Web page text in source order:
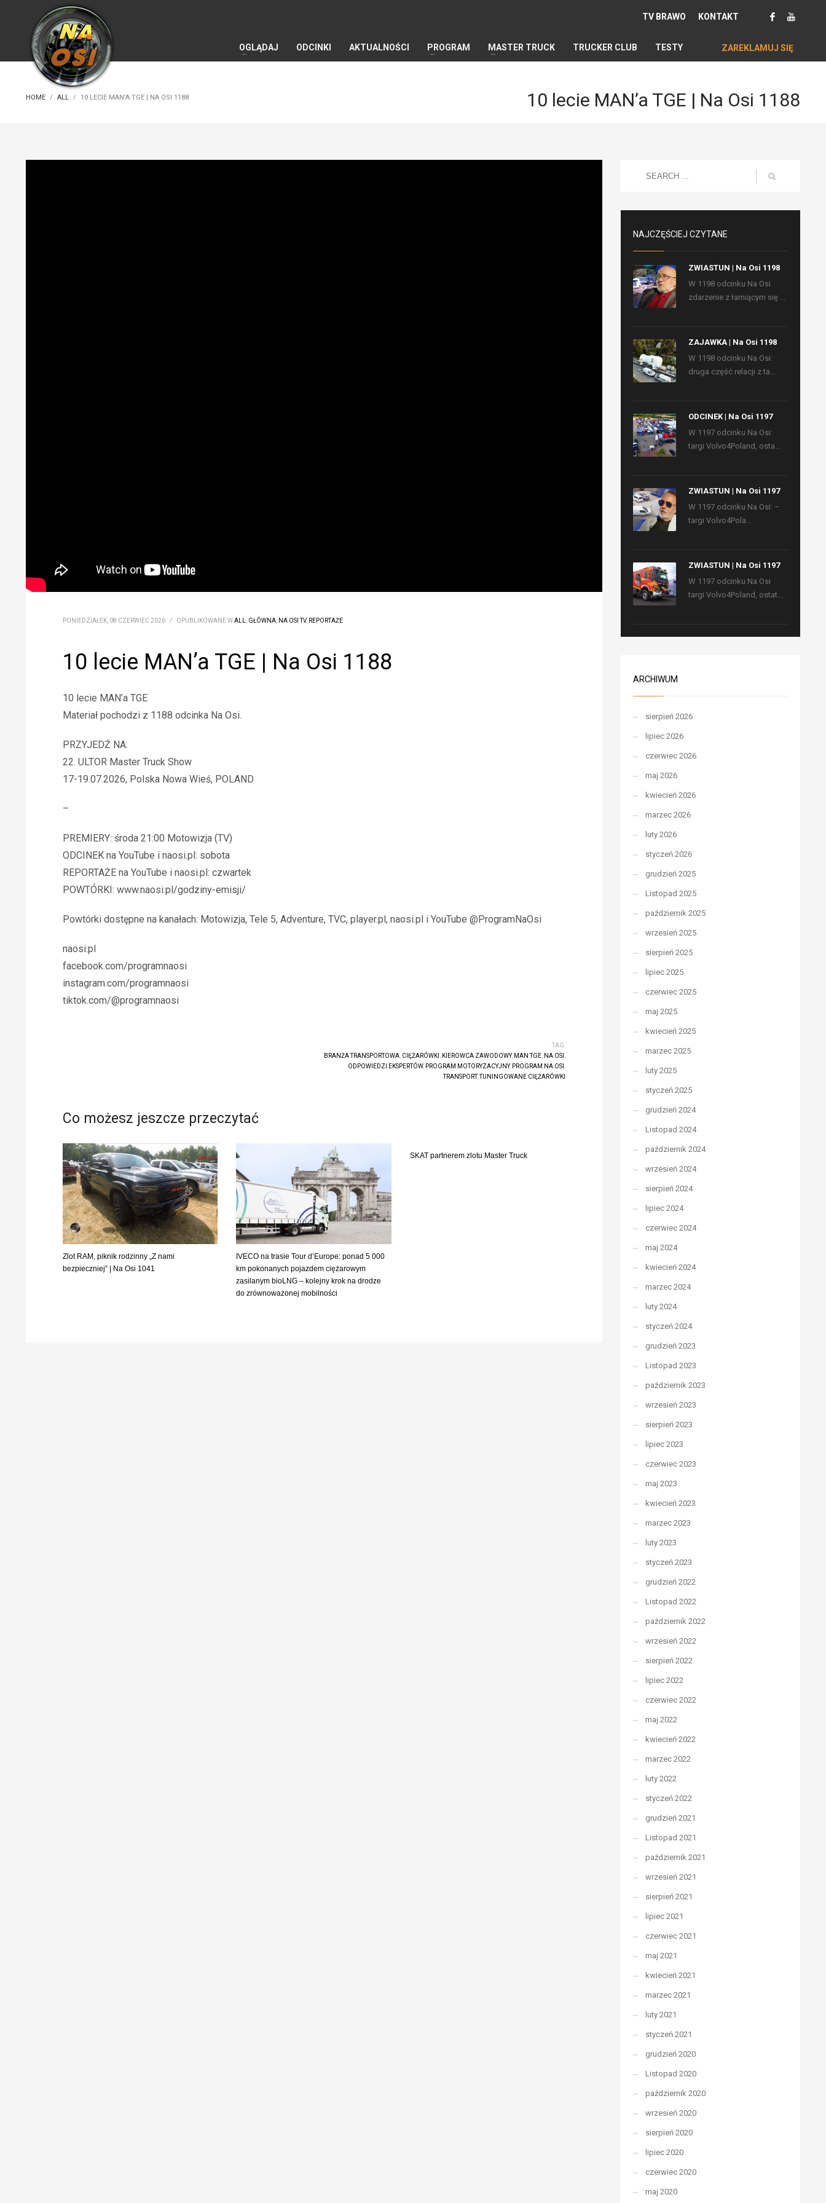
TV BRAWO KONTAKT
OGLĄDAJ ODCINKI AKTUALNOŚCI PROGRAM MASTER TRUCK TRUCKER CLUB TESTY ZAREKLAMUJ SIĘ
HOME ALL 10 LECIE MAN’A TGE | NA OSI 1188 10 lecie MAN’a TGE | Na Osi 1188
PONIEDZIAŁEK, 08 CZERWIEC 2026 / OPUBLIKOWANE WALL GŁÓWNA NA OSI TV, REPORTAŻE
10 lecie MAN’a TGE | Na Osi 1188
10 lecie MAN’a TGE
Materiał pochodzi z 1188 odcinka Na Osi.
PRZYJEDŹ NA:
22. ULTOR Master Truck Show
17-19.07.2026, Polska Nowa Wieś, POLAND
–
PREMIERY: środa 21:00 Motowizja (TV)
ODCINEK na YouTube i naosi.pl: sobota
REPORTAŻE na YouTube i naosi.pl: czwartek
POWTÓRKI: www.naosi.pl/godziny-emisji/
Powtórki dostępne na kanałach: Motowizja, Tele 5, Adventure, TVC, player.pl, naosi.pl i YouTube @ProgramNaOsi
naosi.pl
facebook.com/programnaosi
instagram.com/programnaosi
tiktok.com/@programnaosi
TAG:
BRANŻA TRANSPORTOWA, CIĘŻARÓWKI KIEROWCA ZAWODOWY, MAN TGE, NA OSI
ODPOWIEDZI EKSPERTÓW, PROGRAM MOTORYZACYJNY, PROGRAM NA OSI
TRANSPORT,TUNINGOWANE CIĘŻARÓWKI
Co możesz jeszcze przeczytać
Zlot RAM, piknik rodzinny „Z nami
bezpieczniej” | Na Osi 1041
IVECO na trasie Tour d’Europe: ponad 5 000
km pokonanych pojazdem ciężarowym
zasilanym bioLNG – kolejny krok na drodze
do zrównoważonej mobilności
SKAT partnerem zlotu Master Truck
NAJCZĘŚCIEJ CZYTANE
ZWIASTUN | Na Osi 1198
W 1198 odcinku Na Osi
zdarzenie z łamiącym się ...
ZAJAWKA | Na Osi 1198
W 1198 odcinku Na Osi:
druga część relacji z ta...
ODCINEK | Na Osi 1197
W 1197 odcinku Na Osi:
targi Volvo4Poland, osta...
ZWIASTUN | Na Osi 1197
W 1197 odcinku Na Osi: –
targi Volvo4Pola...
ZWIASTUN | Na Osi 1197
W 1197 odcinku Na Osi
targi Volvo4Poland, ostat...
ARCHIWUM
sierpień 2026
lipiec 2026
czerwiec 2026
maj 2026
kwiecień 2026
marzec 2026
luty 2026
styczeń 2026
grudzień 2025
Listopad 2025
październik 2025
wrzesień 2025
sierpień 2025
lipiec 2025
czerwiec 2025
maj 2025
kwiecień 2025
marzec 2025
luty 2025
styczeń 2025
grudzień 2024
Listopad 2024
październik 2024
wrzesień 2024
sierpień 2024
lipiec 2024
czerwiec 2024
maj 2024
kwiecień 2024
marzec 2024
luty 2024
styczeń 2024
grudzień 2023
Listopad 2023
październik 2023
wrzesień 2023
sierpień 2023
lipiec 2023
czerwiec 2023
maj 2023
kwiecień 2023
marzec 2023
luty 2023
styczeń 2023
grudzień 2022
Listopad 2022
październik 2022
wrzesień 2022
sierpień 2022
lipiec 2022
czerwiec 2022
maj 2022
kwiecień 2022
marzec 2022
luty 2022
styczeń 2022
grudzień 2021
Listopad 2021
październik 2021
wrzesień 2021
sierpień 2021
lipiec 2021
czerwiec 2021
maj 2021
kwiecień 2021
marzec 2021
luty 2021
styczeń 2021
grudzień 2020
Listopad 2020
październik 2020
wrzesień 2020
sierpień 2020
lipiec 2020
czerwiec 2020
maj 2020